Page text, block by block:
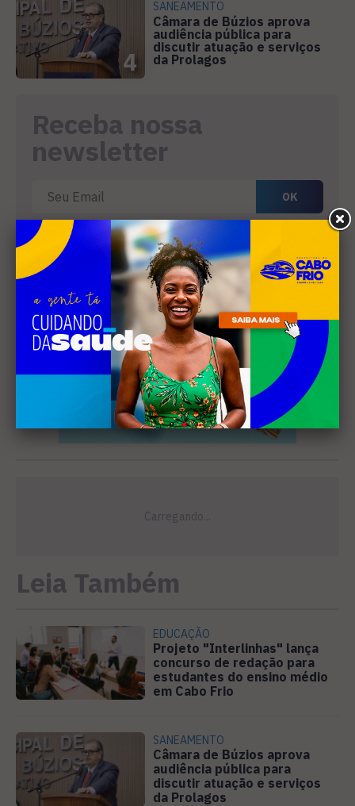
4
SANEAMENTO
Câmara de Búzios aprova
audiência pública para
discutir atuação e serviços
da Prolagos
Receba nossa
newsletter
Leia Também
EDUCAÇÃO
Projeto "Interlinhas" lança
concurso de redação para
estudantes do ensino médio
em Cabo Frio
SANEAMENTO
Câmara de Búzios aprova
audiência pública para
discutir atuação e serviços
da Prolagos